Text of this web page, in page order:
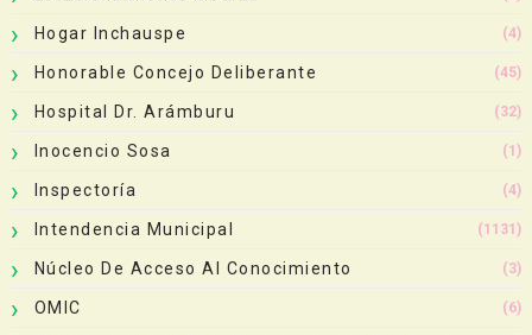
Hogar Inchauspe (4)
Honorable Concejo Deliberante (45)
Hospital Dr. Arámburu (32)
Inocencio Sosa (1)
Inspectoría (4)
Intendencia Municipal (1131)
Núcleo De Acceso Al Conocimiento (3)
OMIC (6)